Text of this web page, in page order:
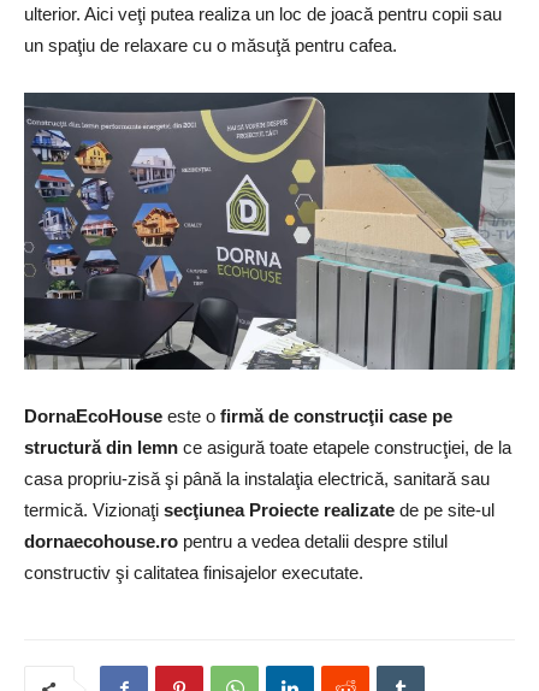
ulterior. Aici veţi putea realiza un loc de joacă pentru copii sau
un spaţiu de relaxare cu o măsuţă pentru cafea.
DornaEcoHouse este o firmă de construcţii case pe
structură din lemn ce asigură toate etapele construcţiei, de la
casa propriu-zisă şi până la instalaţia electrică, sanitară sau
termică. Vizionaţi secţiunea Proiecte realizate de pe site-ul
dornaecohouse.ro pentru a vedea detalii despre stilul
constructiv şi calitatea finisajelor executate.